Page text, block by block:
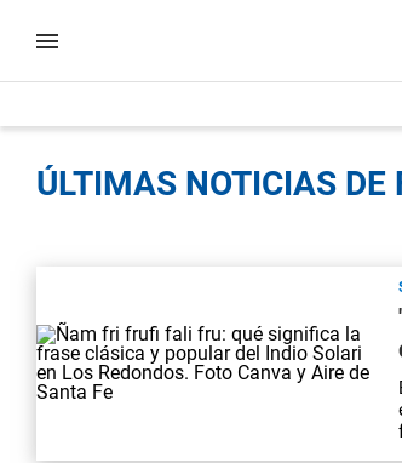
ÚLTIMAS NOTICIAS DE